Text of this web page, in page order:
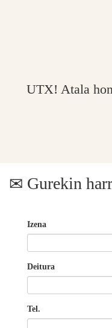
UTX! Atala
Gurekin
Izena
Deitura
Tel.